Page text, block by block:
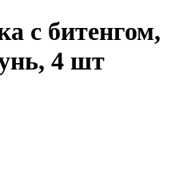
с битенгом,
4 шт